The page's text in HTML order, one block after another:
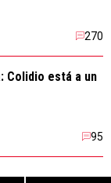
270
Colidio está a un
95